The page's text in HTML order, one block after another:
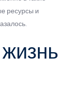
ресурсы и